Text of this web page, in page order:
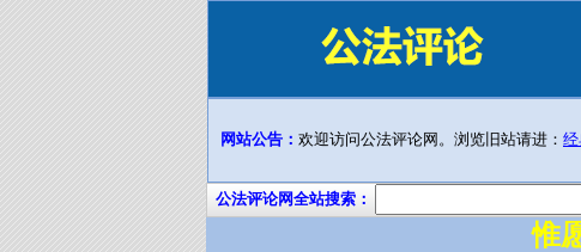
网站公告： 欢迎访问公法评论网。浏览旧站请进：
公法评论网全站搜索：
惟